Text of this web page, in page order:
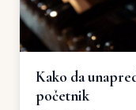
Kako da
početnik